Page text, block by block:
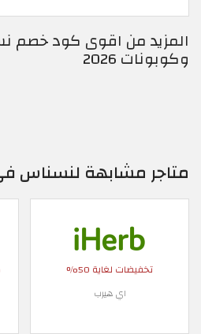
المزيد من اقوى كود
وكوبونات 2026
متاجر مشابهة لنسناس في
تخفيضات لغاية 50%
اي هيرب